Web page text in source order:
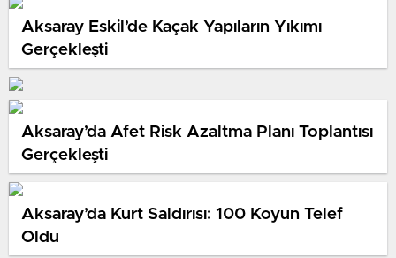
Aksaray Eskil’de Kaçak Yapıların Yıkımı
Gerçekleşti
Aksaray’da Afet Risk Azaltma Planı Toplantısı
Gerçekleşti
Aksaray’da Kurt Saldırısı: 100 Koyun Telef
Oldu